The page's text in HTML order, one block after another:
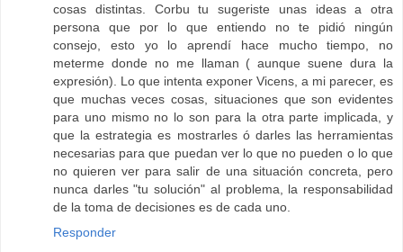
cosas distintas. Corbu tu sugeriste unas ideas a otra
persona que por lo que entiendo no te pidió ningún
consejo, esto yo lo aprendí hace mucho tiempo, no
meterme donde no me llaman ( aunque suene dura la
expresión). Lo que intenta exponer Vicens, a mi parecer, es
que muchas veces cosas, situaciones que son evidentes
para uno mismo no lo son para la otra parte implicada, y
que la estrategia es mostrarles ó darles las herramientas
necesarias para que puedan ver lo que no pueden o lo que
no quieren ver para salir de una situación concreta, pero
nunca darles "tu solución" al problema, la responsabilidad
de la toma de decisiones es de cada uno.
Responder